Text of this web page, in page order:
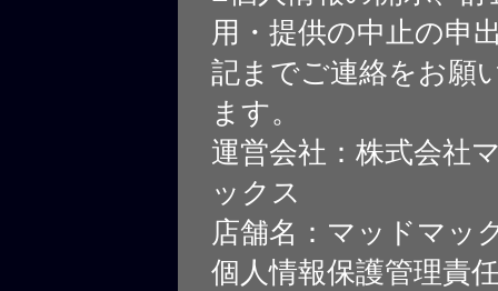
用・提供の中止の申
記までご連絡をお願
ます。
運営会社：株式会社
ックス
店舗名：マッドマッ
個人情報保護管理責